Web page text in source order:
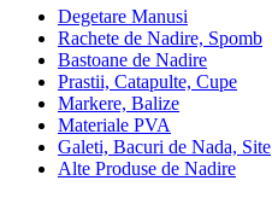
Degetare Manusi
Rachete de Nadire, Spomb
Bastoane de Nadire
Prastii, Catapulte, Cupe
Markere, Balize
Materiale PVA
Galeti, Bacuri de Nada, Site
Alte Produse de Nadire